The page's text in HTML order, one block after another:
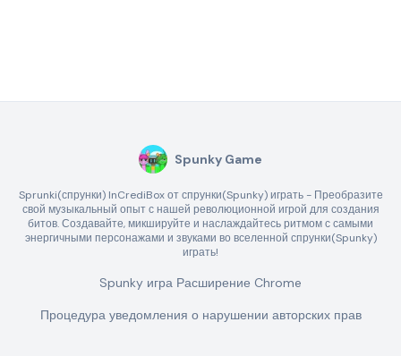
Spunky Game
Sprunki(спрунки) InCrediBox от спрунки(Spunky) играть - Преобразите
свой музыкальный опыт с нашей революционной игрой для создания
битов. Создавайте, микшируйте и наслаждайтесь ритмом с самыми
энергичными персонажами и звуками во вселенной спрунки(Spunky)
играть!
Spunky игра Расширение Chrome
Процедура уведомления о нарушении авторских прав